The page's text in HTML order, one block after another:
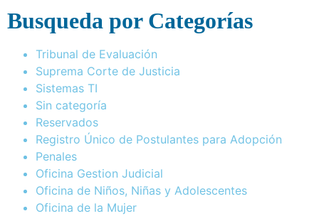
Busqueda por Categorías
Tribunal de Evaluación
Suprema Corte de Justicia
Sistemas TI
Sin categoría
Reservados
Registro Único de Postulantes para Adopción
Penales
Oficina Gestion Judicial
Oficina de Niños, Niñas y Adolescentes
Oficina de la Mujer